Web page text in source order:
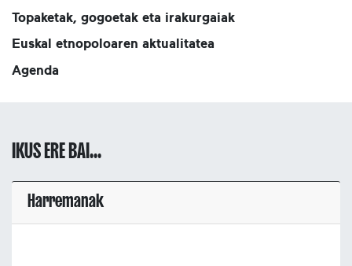
Topaketak, gogoetak eta irakurgaiak
Euskal etnopoloaren aktualitatea
Agenda
IKUS ERE BAI...
Harremanak